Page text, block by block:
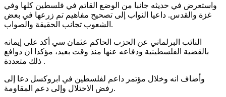
واستعرض في حديثه جانبا من الوضع القاتم في فلسطين كلها وفي
غزة والقدس. داعيا النواب إلى تصحيح مفاهيم تم زرعها في بعض
الشعوب تجانب الحقيقة والصواب.
النائب البرلماني عن الحزب الحاكم عثمان سي أكد على إيمانه
بالقضية الفلسطينية ودفاعه عنها منذ وقت بعيد، مؤكدا ان دوافع
ذلك متعددة .
وأضاف انه وخلال مؤتمر داعم لفلسطين في ابروكسل دعا إلى
رفض الاحتلال وإلى دعم المقاومة.